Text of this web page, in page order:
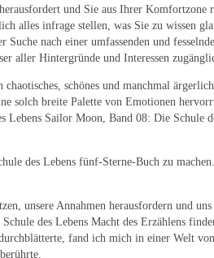
und Sie aus Ihrer
alles infrage stellen, was Sie zu wissen
nach einer umfassenden und
aller Hintergründe und Interessen
schönes und manchmal
solch breite Palette von Emotionen
Sailor Moon, Band 08: Die Schule
des Lebens fünf-Sterne-Buch zu
unsere Annahmen herausfordern und
des Lebens Macht des Erzählens
fand ich mich in einer Welt